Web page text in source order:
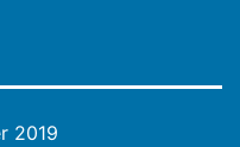
2019